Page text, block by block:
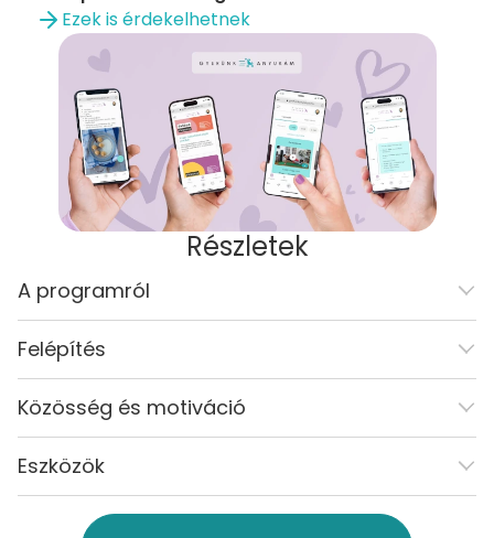
Ezek is érdekelhetnek
Részletek
A programról
Felépítés
Közösség és motiváció
Eszközök